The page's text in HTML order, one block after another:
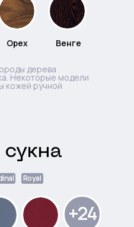
Орех Венге
Royal
+24
дерева
Некоторые модели
кожей ручной